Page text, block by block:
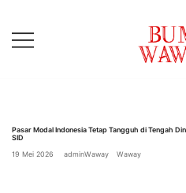
ke
konten
Pasar Modal Indonesia Tetap Tangguh di Tengah
SID
19 Mei 2026
adminWaway Waway